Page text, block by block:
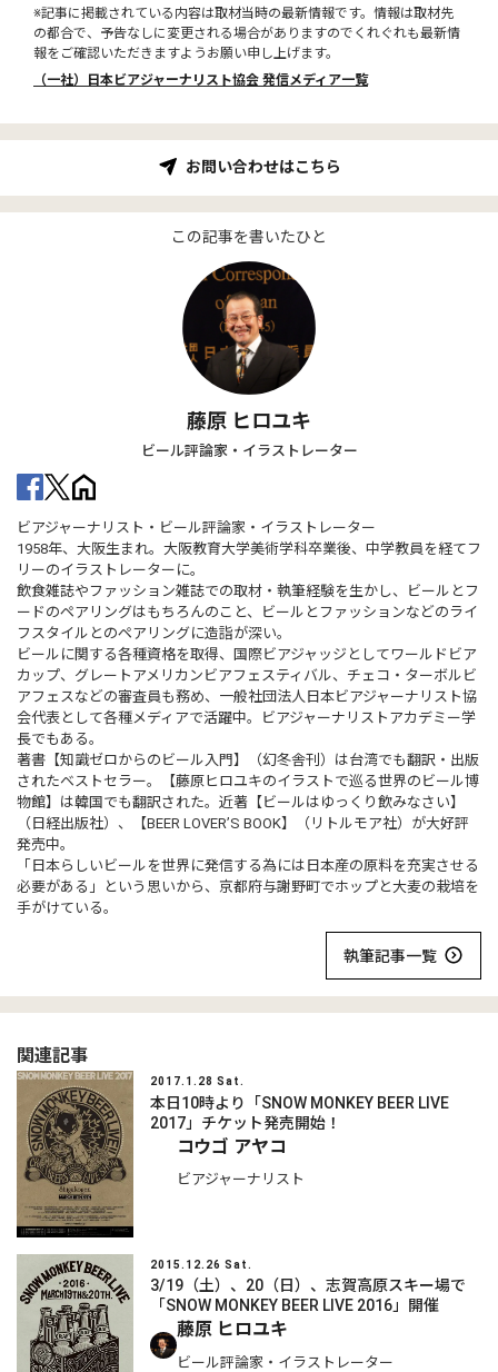
※記事に掲載されている内容は取材当時の最新情報です。情報は取材先
の都合で、予告なしに変更される場合がありますのでくれぐれも最新情
報をご確認いただきますようお願い申し上げます。
（一社）日本ビアジャーナリスト協会 発信メディア一覧
お問い合わせはこちら
この記事を書いたひと
藤原 ヒロユキ
ビール評論家・イラストレーター
ビアジャーナリスト・ビール評論家・イラストレーター
1958年、大阪生まれ。大阪教育大学美術学科卒業後、中学教員を経てフ
リーのイラストレーターに。
飲食雑誌やファッション雑誌での取材・執筆経験を生かし、ビールとフ
ードのペアリングはもちろんのこと、ビールとファッションなどのライ
フスタイルとのペアリングに造詣が深い。
ビールに関する各種資格を取得、国際ビアジャッジとしてワールドビア
カップ、グレートアメリカンビアフェスティバル、チェコ・ターボルビ
アフェスなどの審査員も務め、一般社団法人日本ビアジャーナリスト協
会代表として各種メディアで活躍中。ビアジャーナリストアカデミー学
長でもある。
著書【知識ゼロからのビール入門】（幻冬舎刊）は台湾でも翻訳・出版
されたベストセラー。【藤原ヒロユキのイラストで巡る世界のビール博
物館】は韓国でも翻訳された。近著【ビールはゆっくり飲みなさい】
（日経出版社）、【BEER LOVER’S BOOK】（リトルモア社）が大好評
発売中。
「日本らしいビールを世界に発信する為には日本産の原料を充実させる
必要がある」という思いから、京都府与謝野町でホップと大麦の栽培を
手がけている。
執筆記事一覧
関連記事
2017.1.28 Sat.
本日10時より「SNOW MONKEY BEER LIVE
2017」チケット発売開始！
コウゴ アヤコ
ビアジャーナリスト
2015.12.26 Sat.
3/19（土）、20（日）、志賀高原スキー場で
「SNOW MONKEY BEER LIVE 2016」開催
藤原 ヒロユキ
ビール評論家・イラストレーター